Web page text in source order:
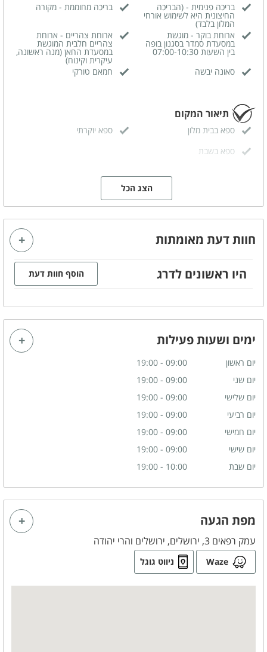
בריכה פנימית - (הבריכה
החיצונית היא לשימוש אורחי
המלון בלבד)
בריכה מחוממת - מקורה
ארוחת בוקר - מוגשת
במסעדת סמדר בסגנון בופה
בין השעות 07:00-10:30
ארוחת צהריים - ארוחת
צהריים חלבית המוגשת
במסעדת החאן (מנה ראשונה,
עיקרית וקינוח)
סאונה יבשה
חמאם טורקי
תיאור המקום
ספא בבית מלון
ספא יוקרתי
ספא בשבת
הצג הכל
חוות דעת מאומתות
היו ראשונים לדרג הוסף חוות דעת
ימים ושעות פעילות
יום ראשון
09:00 - 19:00
יום שני
09:00 - 19:00
יום שלישי
09:00 - 19:00
יום רביעי
09:00 - 19:00
יום חמישי
09:00 - 19:00
יום שישי
09:00 - 19:00
יום שבת
10:00 - 19:00
מפת הגעה
עמק רפאים 3, ירושלים, ירושלים והרי יהודה
Waze ניווט גוגל